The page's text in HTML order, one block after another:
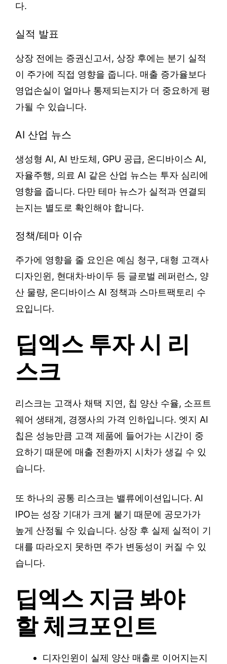
다.
실적 발표
상장 전에는 증권신고서, 상장 후에는 분기 실적
이 주가에 직접 영향을 줍니다. 매출 증가율보다
영업손실이 얼마나 통제되는지가 더 중요하게 평
가될 수 있습니다.
AI 산업 뉴스
생성형 AI, AI 반도체, GPU 공급, 온디바이스 AI,
자율주행, 의료 AI 같은 산업 뉴스는 투자 심리에
영향을 줍니다. 다만 테마 뉴스가 실적과 연결되
는지는 별도로 확인해야 합니다.
정책/테마 이슈
주가에 영향을 줄 요인은 예심 청구, 대형 고객사
디자인윈, 현대차·바이두 등 글로벌 레퍼런스, 양
산 물량, 온디바이스 AI 정책과 스마트팩토리 수
요입니다.
딥엑스 투자 시 리
스크
리스크는 고객사 채택 지연, 칩 양산 수율, 소프트
웨어 생태계, 경쟁사의 가격 인하입니다. 엣지 AI
칩은 성능만큼 고객 제품에 들어가는 시간이 중
요하기 때문에 매출 전환까지 시차가 생길 수 있
습니다.
또 하나의 공통 리스크는 밸류에이션입니다. AI
IPO는 성장 기대가 크게 붙기 때문에 공모가가
높게 산정될 수 있습니다. 상장 후 실제 실적이 기
대를 따라오지 못하면 주가 변동성이 커질 수 있
습니다.
딥엑스 지금 봐야
할 체크포인트
디자인윈이 실제 양산 매출로 이어지는지